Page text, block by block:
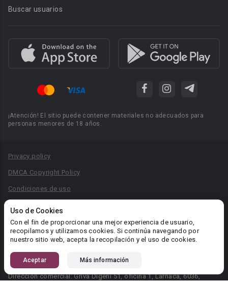
Uso de Cookies
Con el fin de proporcionar una mejor experiencia de usuario,
recopilamos y utilizamos cookies. Si continúa navegando por
nuestro sitio web, acepta la recopilación y el uso de cookies.
Aceptar Más información
Buscar usuarios
¡Atención! El sitio puede contener materiales no adecuados para
personas menores de 18 años.
Privacy policy
DMCA Copyright Policy
Condiciones de uso
Reglas para la publicación de libros
Área RR.PP.: pr@booknet.com
© 2026 Booknet. Todos los derechos reservados.
Dirección comercial: Griva Digeni 51, oficina 1, Larnaca, 6036,